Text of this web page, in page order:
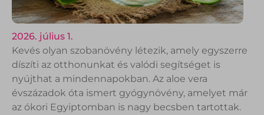
2026. július 1.
Kevés olyan szobanövény létezik, amely egyszerre
díszíti az otthonunkat és valódi segítséget is
nyújthat a mindennapokban. Az aloe vera
évszázadok óta ismert gyógynövény, amelyet már
az ókori Egyiptomban is nagy becsben tartottak.